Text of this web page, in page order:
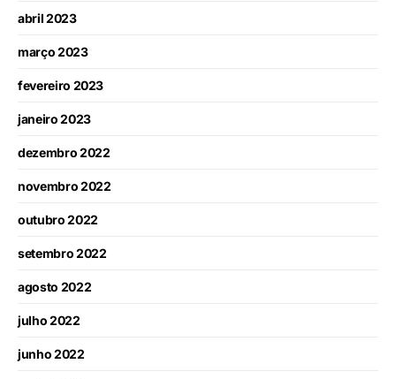
abril 2023
março 2023
fevereiro 2023
janeiro 2023
dezembro 2022
novembro 2022
outubro 2022
setembro 2022
agosto 2022
julho 2022
junho 2022